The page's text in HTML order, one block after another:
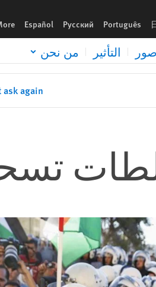
Português
Русский
Español
التأثير من نحن
ask again